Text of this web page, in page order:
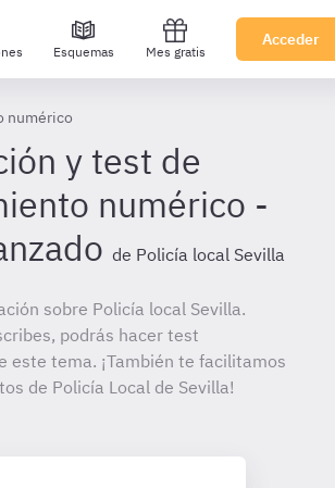
Esquemas Mes gratis
Acceder
numérico
y test de
numérico -
de Policía local Sevilla
sobre Policía local Sevilla.
podrás hacer test
este tema. ¡También te facilitamos
de Policía Local de Sevilla!